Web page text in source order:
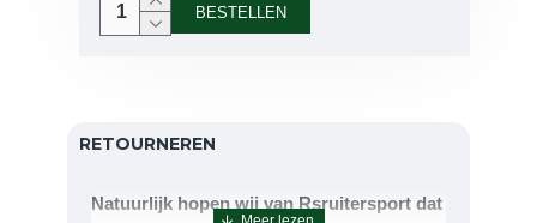
BESTELLEN
RETOURNEREN
Natuurlijk hopen wij van Rsruitersport dat